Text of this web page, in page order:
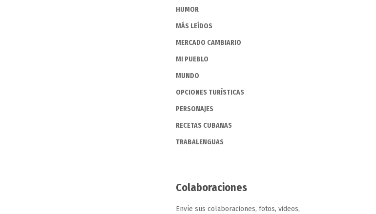
HUMOR
MÁS LEÍDOS
MERCADO CAMBIARIO
MI PUEBLO
MUNDO
OPCIONES TURÍSTICAS
PERSONAJES
RECETAS CUBANAS
TRABALENGUAS
Colaboraciones
Envíe sus colaboraciones, fotos, videos,